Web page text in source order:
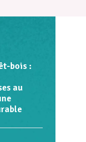
bois :
au